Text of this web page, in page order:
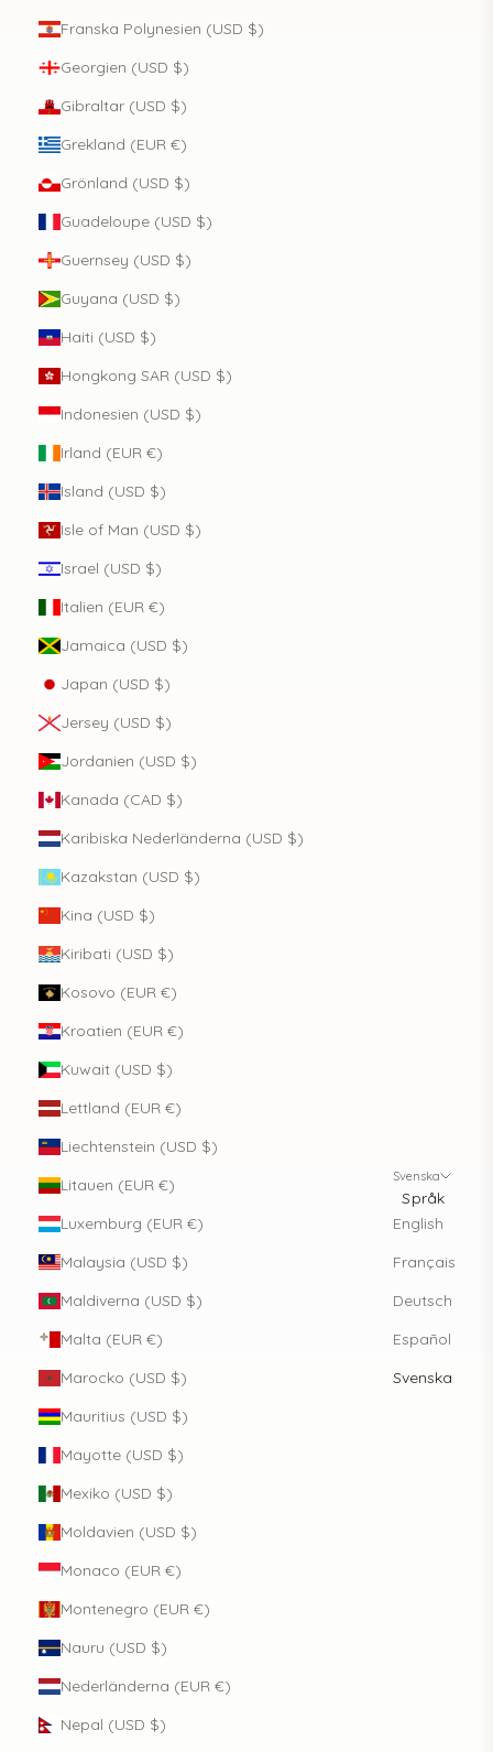
Franska Polynesien (USD $)
Georgien (USD $)
Gibraltar (USD $)
Grekland (EUR €)
Grönland (USD $)
Guadeloupe (USD $)
Guernsey (USD $)
Guyana (USD $)
Haiti (USD $)
Hongkong SAR (USD $)
Indonesien (USD $)
Irland (EUR €)
Island (USD $)
Isle of Man (USD $)
Israel (USD $)
Italien (EUR €)
Jamaica (USD $)
Japan (USD $)
Jersey (USD $)
Jordanien (USD $)
Kanada (CAD $)
Karibiska Nederländerna (USD $)
Kazakstan (USD $)
Kina (USD $)
Kiribati (USD $)
Kosovo (EUR €)
Kroatien (EUR €)
Kuwait (USD $)
Lettland (EUR €)
Liechtenstein (USD $)
Litauen (EUR €)
Luxemburg (EUR €)
Malaysia (USD $)
Maldiverna (USD $)
Malta (EUR €)
Marocko (USD $)
Mauritius (USD $)
Mayotte (USD $)
Mexiko (USD $)
Moldavien (USD $)
Monaco (EUR €)
Montenegro (EUR €)
Nauru (USD $)
Nederländerna (EUR €)
Nepal (USD $)
Svenska
Språk
English
Français
Deutsch
Español
Svenska